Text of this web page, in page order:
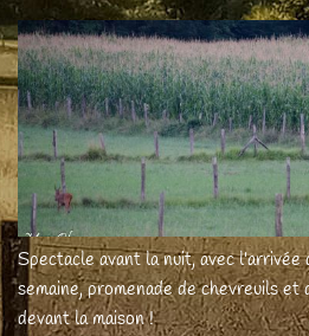
Spectacle avant la nuit, avec l'arrivée
semaine, promenade de chevreuils
devant la maison !